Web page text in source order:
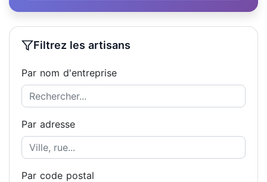
Filtrez les artisans
Par nom d'entreprise
Par adresse
Par code postal